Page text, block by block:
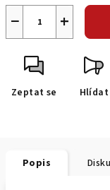
+
−
Zeptat se Hlídat
Popis